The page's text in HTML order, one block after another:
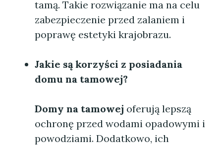
tamą. Takie rozwiązanie ma na celu
zabezpieczenie przed zalaniem i
poprawę estetyki krajobrazu.
Jakie są korzyści z posiadania
domu na tamowej?
Domy na tamowej oferują lepszą
ochronę przed wodami opadowymi i
powodziami. Dodatkowo, ich